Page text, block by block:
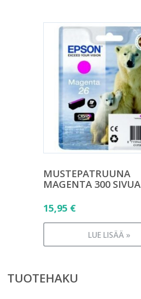
MUSTEPATRUUNA
MAGENTA 300 SIVUA
15,95 €
LUE LISÄÄ »
TUOTEHAKU